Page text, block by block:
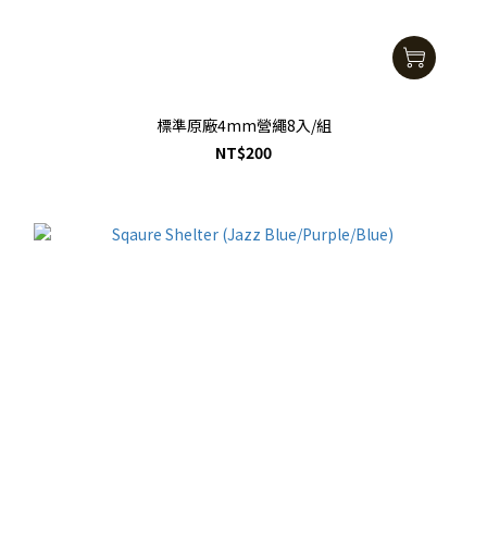
標準原廠4mm營繩8入/組
NT$200